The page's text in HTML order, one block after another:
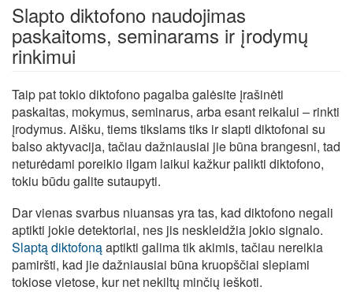
Slapto diktofono naudojimas
paskaitoms, seminarams ir įrodymų
rinkimui
Taip pat tokio diktofono pagalba galėsite įrašinėti
paskaitas, mokymus, seminarus, arba esant reikalui – rinkti
įrodymus. Aišku, tiems tikslams tiks ir slapti diktofonai su
balso aktyvacija, tačiau dažniausiai jie būna brangesni, tad
neturėdami poreikio ilgam laikui kažkur palikti diktofono,
tokiu būdu galite sutaupyti.
Dar vienas svarbus niuansas yra tas, kad diktofono negali
aptikti jokie detektoriai, nes jis neskleidžia jokio signalo.
Slaptą diktofonąaptikti galima tik akimis, tačiau nereikia
pamiršti, kad jie dažniausiai būna kruopščiai slepiami
tokiose vietose, kur net nekiltų minčių ieškoti.